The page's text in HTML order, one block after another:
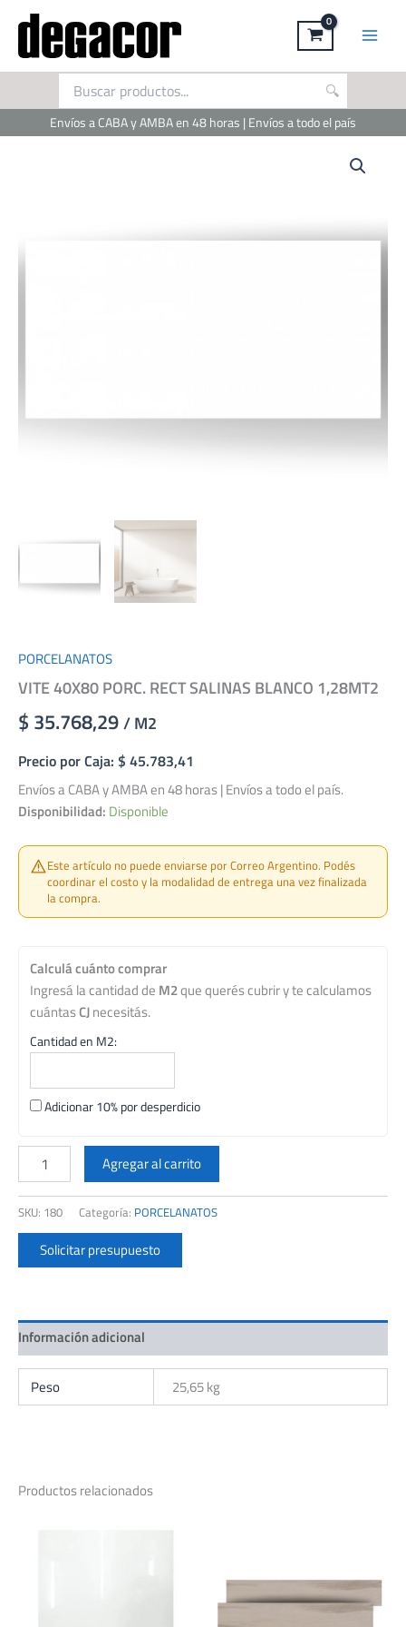
contenido
Envíos a CABA y AMBA en 48 horas | Envíos a todo el país
PORCELANATOS
VITE 40X80 PORC. RECT SALINAS BLANCO 1,28MT2
$ 35.768,29/ M2
Precio por Caja: $ 45.783,41
Envíos a CABA y AMBA en 48 horas | Envíos a todo el país.
Disponibilidad: Disponible
Este artículo no puede enviarse por Correo Argentino. Podés
coordinar el costo y la modalidad de entrega una vez finalizada
la compra.
Calculá cuánto comprar
Ingresá la cantidad de M2que querés cubrir y te calculamos
cuántasCJnecesitás.
Cantidad en M2:
Adicionar 10% por desperdicio
VITE
40X80
PORC.
RECT
SALINAS
BLANCO
1,28MT2
cantidad
Agregar al carrito
SKU: 180 Categoría: PORCELANATOS
Solicitar presupuesto
Información adicional
Peso 25,65 kg
Productos relacionados